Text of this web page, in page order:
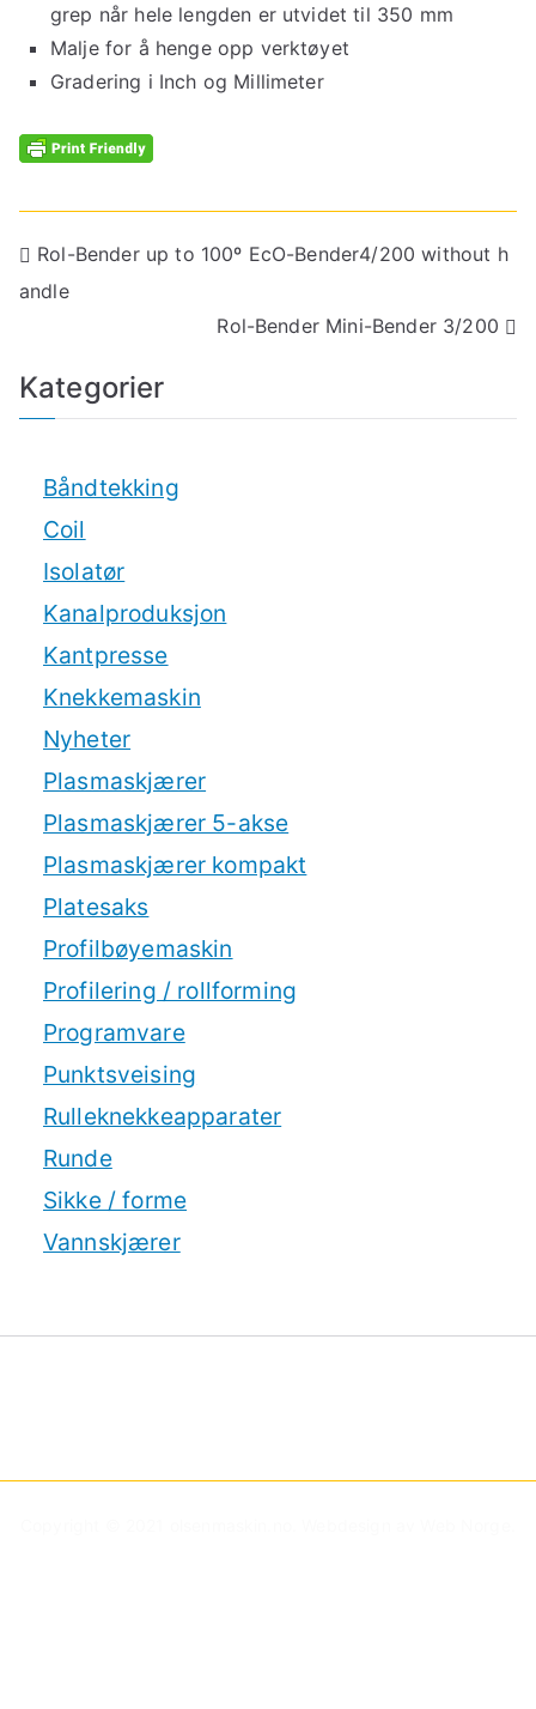
grep når hele lengden er utvidet til 350 mm
Malje for å henge opp verktøyet
Gradering i Inch og Millimeter
Rol-Bender up to 100º EcO-Bender4/200 without h
andle
Rol-Bender Mini-Bender 3/200
Kategorier
Båndtekking
Coil
Isolatør
Kanalproduksjon
Kantpresse
Knekkemaskin
Nyheter
Plasmaskjærer
Plasmaskjærer 5-akse
Plasmaskjærer kompakt
Platesaks
Profilbøyemaskin
Profilering / rollforming
Programvare
Punktsveising
Rulleknekkeapparater
Runde
Sikke / forme
Vannskjærer